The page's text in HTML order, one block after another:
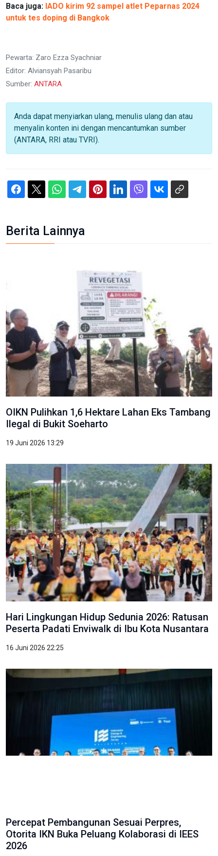
Baca juga: IADO kirim 92 sampel atlet Peparnas 2024
untuk tes doping di Bangkok
Pewarta: Zaro Ezza Syachniar
Editor: Alviansyah Pasaribu
Sumber: ANTARA
Anda dapat menyiarkan ulang, menulis ulang dan atau
menyalin konten ini dengan mencantumkan sumber
(ANTARA, RRI atau TVRI).
Berita Lainnya
OIKN Pulihkan 1,6 Hektare Lahan Eks Tambang
Ilegal di Bukit Soeharto
19 Juni 2026 13:29
Hari Lingkungan Hidup Sedunia 2026: Ratusan
Peserta Padati Enviwalk di Ibu Kota Nusantara
16 Juni 2026 22:25
Percepat Pembangunan Sesuai Perpres,
Otorita IKN Buka Peluang Kolaborasi di IEES
2026